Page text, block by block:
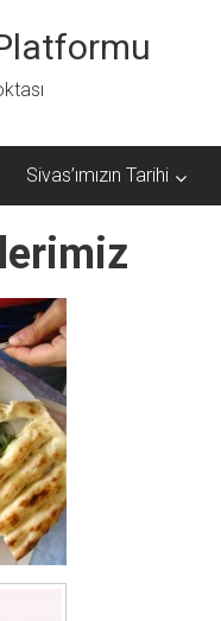
Sivas’ımızın Tarihi